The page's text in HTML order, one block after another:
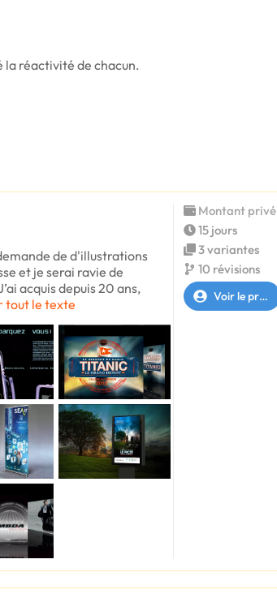
la réactivité de chacun.
de d'illustrations
et je serai ravie de
acquis depuis 20 ans,
tout le texte
Montant privé
15 jours
3 variantes
10 révisions
Voir le profil